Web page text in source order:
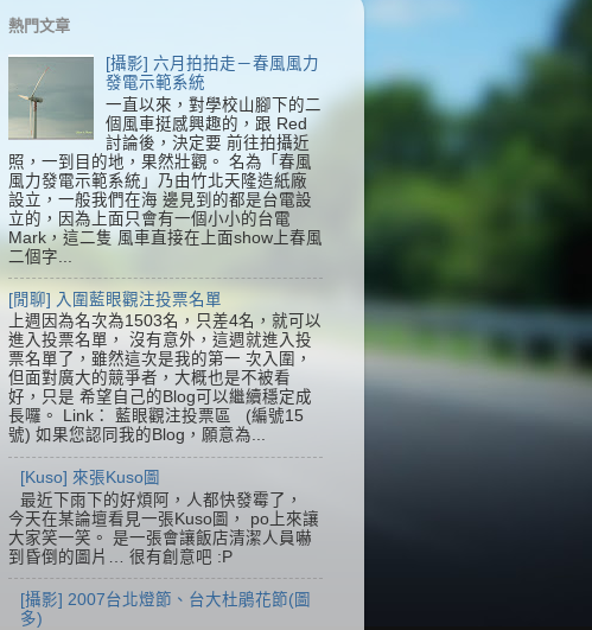
熱門文章
[攝影] 六月拍拍走－春風風力
發電示範系統
一直以來，對學校山腳下的二
個風車挺感興趣的，跟 Red
討論後，決定要 前往拍攝近
照，一到目的地，果然壯觀。 名為「春風
風力發電示範系統」乃由竹北天隆造紙廠
設立，一般我們在海 邊見到的都是台電設
立的，因為上面只會有一個小小的台電
Mark，這二隻 風車直接在上面show上春風
二個字...
[閒聊] 入圍藍眼觀注投票名單
上週因為名次為1503名，只差4名，就可以
進入投票名單， 沒有意外，這週就進入投
票名單了，雖然這次是我的第一 次入圍，
但面對廣大的競爭者，大概也是不被看
好，只是 希望自己的Blog可以繼續穩定成
長囉。 Link： 藍眼觀注投票區 (編號15
號) 如果您認同我的Blog，願意為...
[Kuso] 來張Kuso圖
最近下雨下的好煩阿，人都快發霉了，
今天在某論壇看見一張Kuso圖， po上來讓
大家笑一笑。 是一張會讓飯店清潔人員嚇
到昏倒的圖片… 很有創意吧 :P
[攝影] 2007台北燈節、台大杜鵑花節(圖
多)